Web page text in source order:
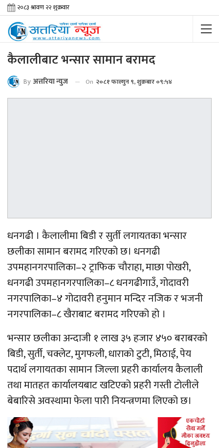
कैलालीबाट भन्सार सामान बरामद
By अत्तरिया न्युज On २०८१ फाल्गुन ९, शुक्रबार ०९:५४
धनगढी । कैलालीमा बिडी र सुर्ती लगायतका भन्सार
छलीका सामान बरामद गरिएको छ। धनगढी
उपमहानगरपालिका–२ ट्राफिक चौराहा, माछा पोखरी,
धनगढी उपमहानगरपालिका–८ धनगढीगाउँ, गोदावरी
नगरपालिका–४ गोदावरी हनुमान मन्दिर नजिक र भजनी
नगरपालिका–८ खैराबाट बरामद गरिएको हो ।
भन्सार छलीका अन्दाजी १ लाख ३५ हजार ४५० बराबरको
बिडी, सुर्ती, चक्लेट, मुगफली, धाराको टुटी, मिठाई, पेय
पदार्थ लगायतका सामान जिल्ला प्रहरी कार्यालय कैलाली
तथा मातहत कार्यालयबाट खटिएको प्रहरी गस्ती टोलीले
बेबारिसे अवस्थामा फेला पारी नियन्त्रणमा लिएको छ।